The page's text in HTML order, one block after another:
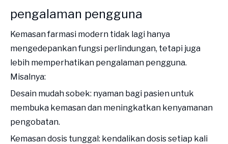
pengalaman pengguna
Kemasan farmasi modern tidak lagi hanya
mengedepankan fungsi perlindungan, tetapi juga
lebih memperhatikan pengalaman pengguna.
Misalnya:
Desain mudah sobek: nyaman bagi pasien untuk
membuka kemasan dan meningkatkan kenyamanan
pengobatan.
Kemasan dosis tunggal: kendalikan dosis setiap kali